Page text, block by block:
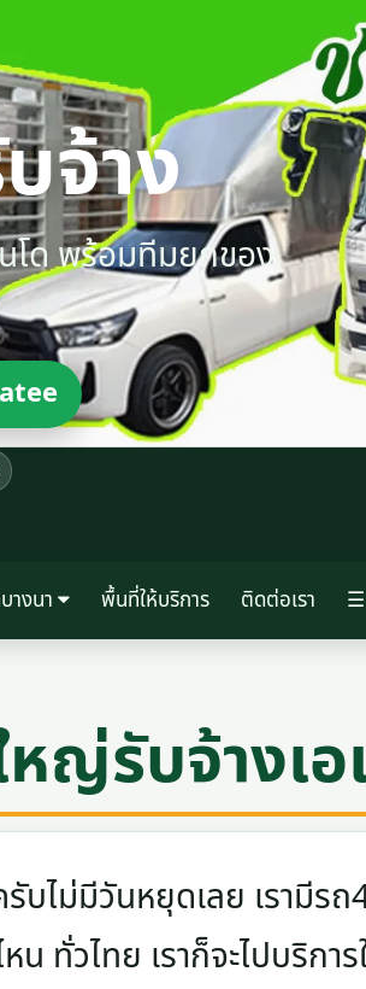
จ้าง
โด พร้อมทีมยกของ
างนา พื้นที่ให้บริการ ติดต่อเรา ☰
ญ่รับจ้างเ
ไม่มีวันหยุดเลย เรามีรถ
ทั่วไทย เราก็จะไปบริกา